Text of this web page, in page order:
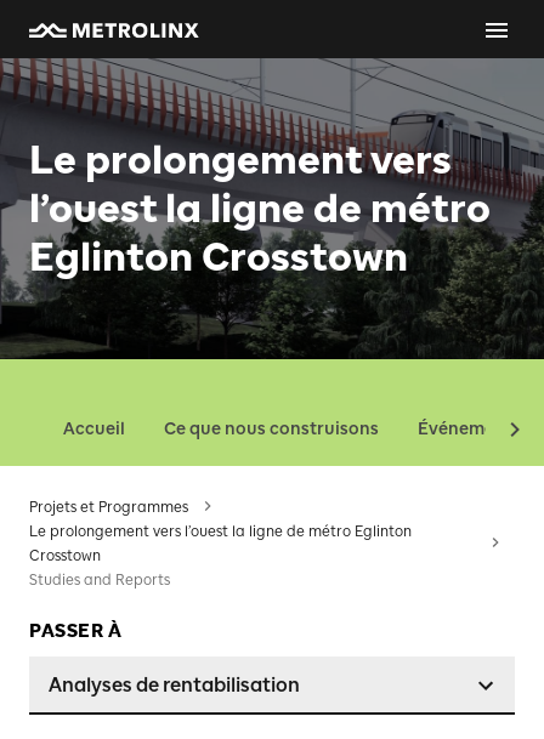
Le prolongement vers
l’ouest la ligne de métro
Eglinton Crosstown
Accueil Ce que nous construisons Événements
Projets et Programmes
Le prolongement vers l’ouest la ligne de métro Eglinton
Crosstown
Studies and Reports
PASSER À
Analyses de rentabilisation